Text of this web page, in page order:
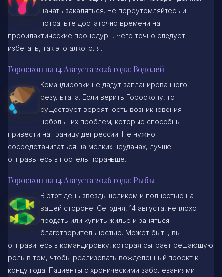
начать закаляться. Не переутомляйтесь и
потратьте достаточно времени на
профилактические процедуры. Чего точно следует
избегать, так это алкоголя.
Гороскоп на 14 Августа 2026 года: Водолей
Командировки не дадут запланированного
результата. Если верить Гороскопу, то
существует вероятность возникновения
небольших проблем, которые способны
привести на границу депрессии. Не нужно
сосредотачиваться на мелких неудачах, лучше
отправьтесь в постель пораньше.
Гороскоп на 14 Августа 2026 года: Рыбы
В этот день звезды целиком и полностью на
вашей стороне. Сегодня, 14 августа, неплохо
продать или купить жилье и заняться
благотворительностью. Может быть, вы
отправитесь в командировку, которая сыграет решающую
роль в том, чтобы реализовать вожделенный проект к
концу года. Пациенты с хроническими заболеваниями